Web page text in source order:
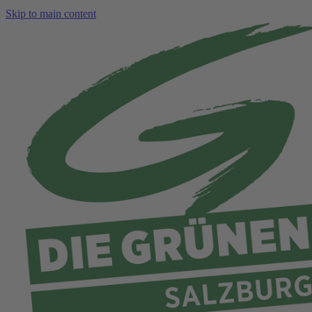
Skip to main content